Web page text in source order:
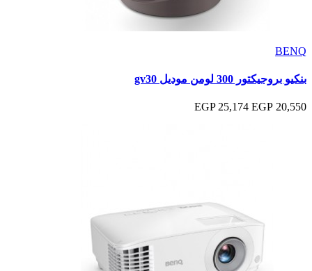
BENQ
بنكيو بروجيكتور 300 لومن موديل gv30
20,550 EGP
25,174 EGP